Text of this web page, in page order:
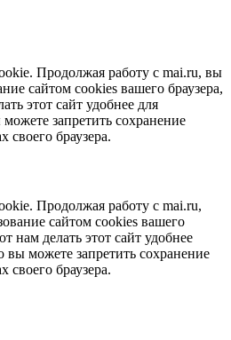
Продолжая работу с mai.ru, вы
сайтом cookies вашего браузера,
этот сайт удобнее для
запретить сохранение
своего браузера.
Продолжая работу с mai.ru,
сайтом cookies вашего
нам делать этот сайт удобнее
вы можете запретить сохранение
своего браузера.